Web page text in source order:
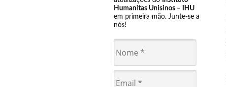
Humanitas Unisinos – IHU
em primeira mão. Junte-se a
nós!